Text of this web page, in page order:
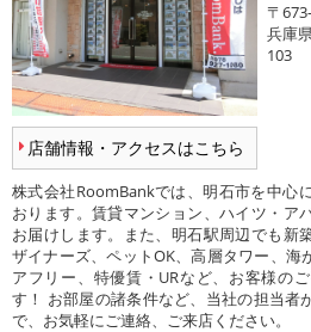
店舗情報・アクセスはこちら
〒
兵庫
103
株式会社RoomBankでは、明石市を中心
おります。賃貸マンション、ハイツ・ア
お届けします。また、明石駅周辺でも新
ザイナーズ、ペットOK、高層タワー、海
アフリー、特優賃・URなど、お客様の
す！ お部屋の諸条件など、当社の担当者
で、お気軽にご連絡、ご来店ください。